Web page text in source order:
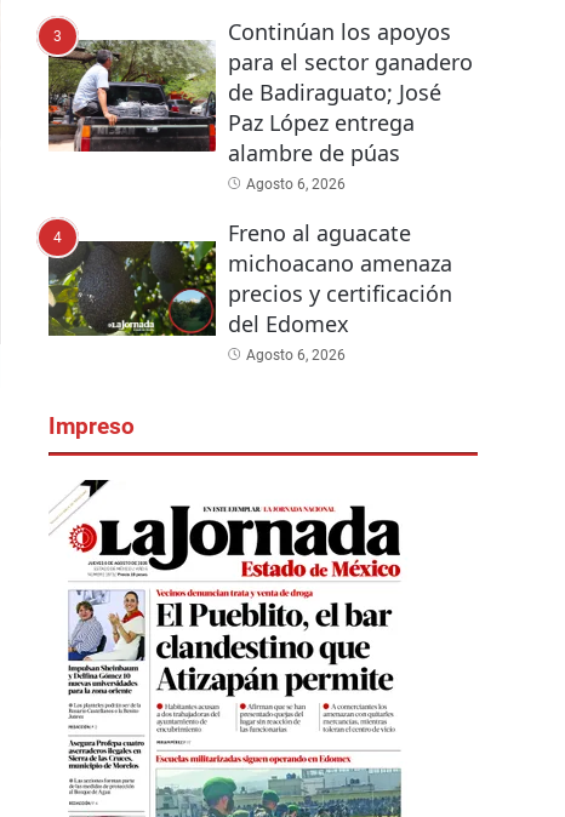
3
Continúan los apoyos
para el sector ganadero
de Badiraguato; José
Paz López entrega
alambre de púas
Agosto 6, 2026
4
Freno al aguacate
michoacano amenaza
precios y certificación
del Edomex
Agosto 6, 2026
Impreso